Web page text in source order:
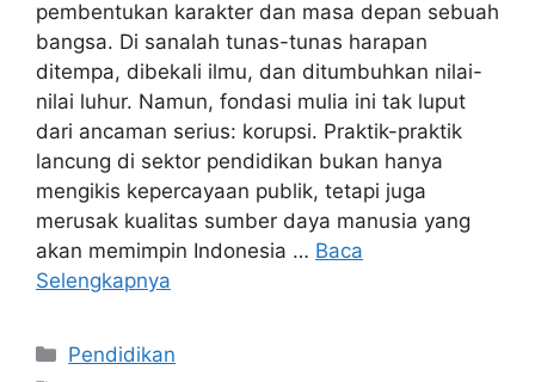
pembentukan karakter dan masa depan sebuah
bangsa. Di sanalah tunas-tunas harapan
ditempa, dibekali ilmu, dan ditumbuhkan nilai-
nilai luhur. Namun, fondasi mulia ini tak luput
dari ancaman serius: korupsi. Praktik-praktik
lancung di sektor pendidikan bukan hanya
mengikis kepercayaan publik, tetapi juga
merusak kualitas sumber daya manusia yang
akan memimpin Indonesia … Baca
Selengkapnya
Kategori
Pendidikan